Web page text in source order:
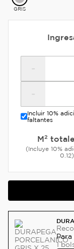
GRIS
-
-
Incluir 10%
faltantes
M²
(Incluye 10%
0.12)
1